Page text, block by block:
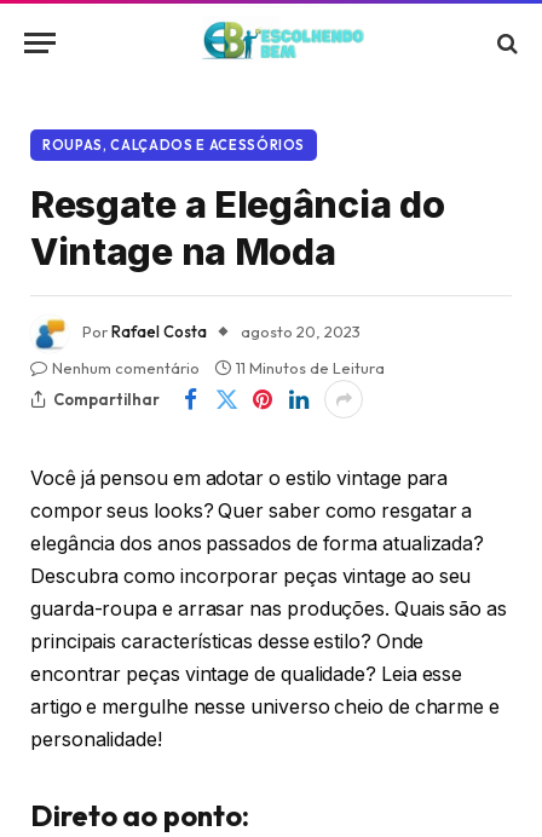
ROUPAS, CALÇADOS E ACESSÓRIOS
Resgate a Elegância do
Vintage na Moda
PorRafael Costa
agosto 20, 2023
Nenhum comentário
11 Minutos de Leitura
Compartilhar
Você já pensou em adotar o estilo vintage para
compor seus looks? Quer saber como resgatar a
elegância dos anos passados de forma atualizada?
Descubra como incorporar peças vintage ao seu
guarda-roupa e arrasar nas produções. Quais são as
principais características desse estilo? Onde
encontrar peças vintage de qualidade? Leia esse
artigo e mergulhe nesse universo cheio de charme e
personalidade!
Direto ao ponto: